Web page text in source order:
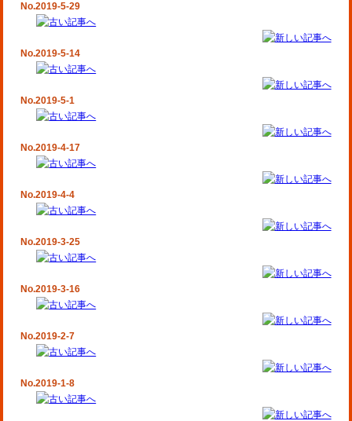
No.2019-5-29
No.2019-5-14
No.2019-5-1
No.2019-4-17
No.2019-4-4
No.2019-3-25
No.2019-3-16
No.2019-2-7
No.2019-1-8